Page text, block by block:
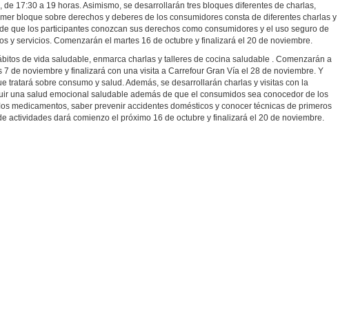
de 17:30 a 19 horas. Asimismo, se desarrollarán tres bloques diferentes de charlas,
bloque sobre derechos y deberes de los consumidores consta de diferentes charlas y
que los participantes conozcan sus derechos como consumidores y el uso seguro de
y servicios. Comenzarán el martes 16 de octubre y finalizará el 20 de noviembre.
de vida saludable, enmarca charlas y talleres de cocina saludable . Comenzarán a
7 de noviembre y finalizará con una visita a Carrefour Gran Vía el 28 de noviembre. Y
tratará sobre consumo y salud. Además, se desarrollarán charlas y visitas con la
una salud emocional saludable además de que el consumidos sea conocedor de los
medicamentos, saber prevenir accidentes domésticos y conocer técnicas de primeros
actividades dará comienzo el próximo 16 de octubre y finalizará el 20 de noviembre.